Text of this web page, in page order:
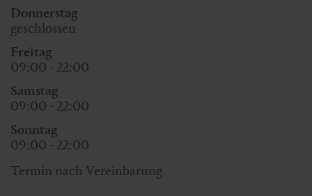
Donnerstag
geschlossen
Freitag
09:00 - 22:00
Samstag
09:00 - 22:00
Sonntag
09:00 - 22:00
Termin nach Vereinbarung